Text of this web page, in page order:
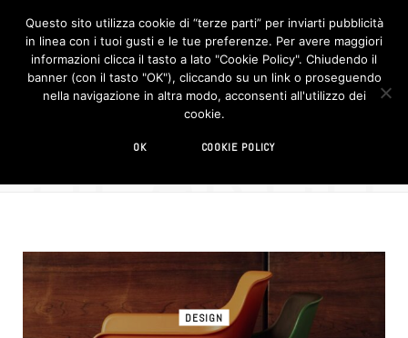
F
c
e
b
o
I
n
s
t
sedia
SEARCH
DESIGN
Questo sito utilizza cookie di “terze parti” per inviarti pubblicità
in linea con i tuoi gusti e le tue preferenze. Per avere maggiori
informazioni clicca il tasto a lato "Cookie Policy". Chiudendo il
banner (con il tasto "OK"), cliccando su un link o proseguendo
nella navigazione in altra modo, acconsenti all'utilizzo dei
cookie.
OK COOKIE POLICY